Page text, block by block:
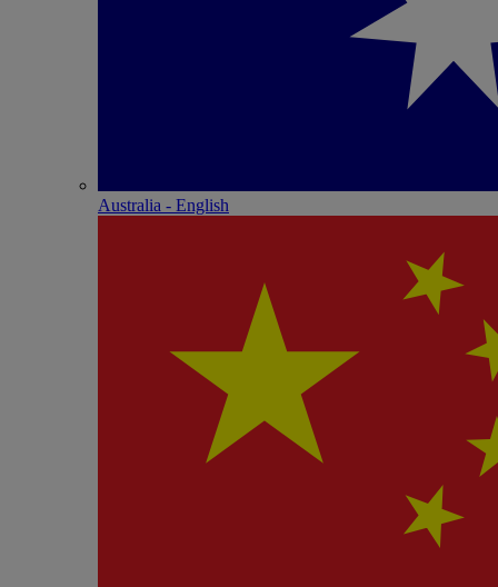
Australia - English